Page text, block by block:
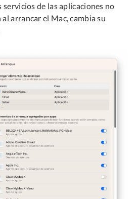
servicios de las aplicaciones no
arrancar el Mac, cambia su